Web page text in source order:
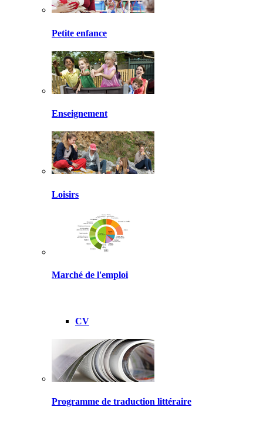
Petite enfance
Enseignement
Loisirs
Marché de l'emploi
CV
Programme de traduction littéraire